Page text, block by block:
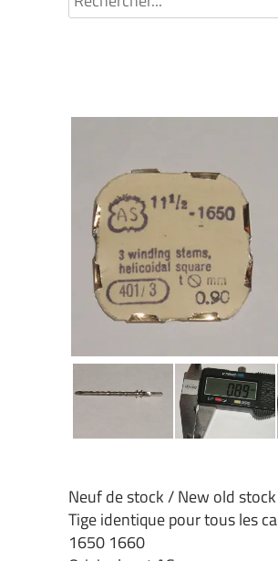
Neuf de stock / New old stock
Tige identique pour tous les
1650 1660